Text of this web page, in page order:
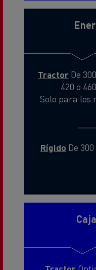
Tractor De
420 o
Solo para los
Rígido De